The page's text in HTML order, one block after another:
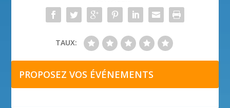
TAUX:
PROPOSEZ VOS ÉVÉNEMENTS